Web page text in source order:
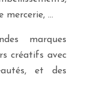
mercerie, …
marques
créatifs avec
et des